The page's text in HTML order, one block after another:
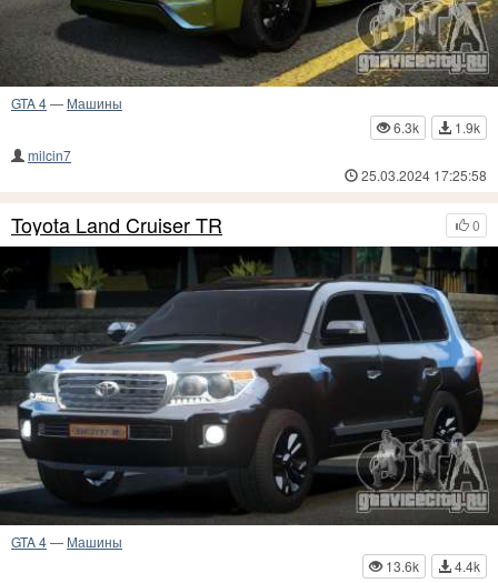
GTA 4— Машины
6.3k
1.9k
milcin7
25.03.2024 17:25:58
0
Toyota Land Cruiser TR
GTA 4— Машины
13.6k
4.4k